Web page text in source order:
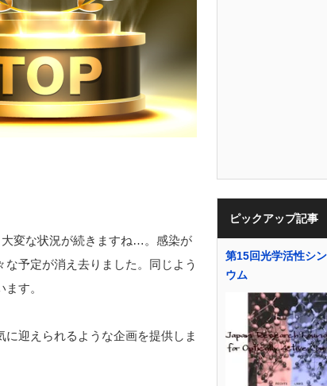
変な状況が続きますね…。感染が
予定が消え去りました。同じよう
す。
迎えられるような企画を提供しま
ピックアップ記事
第15回光学活性シ
ウム